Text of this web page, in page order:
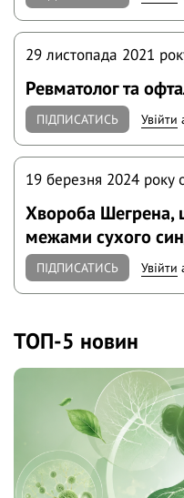
29 листопада 2021
Ревматолог та
ПІДПИСАТИСЬ Увійти
19 березня 2024 року
Хвороба Шегрена,
межами сухого
ПІДПИСАТИСЬ Увійти
ТОП-5 новин